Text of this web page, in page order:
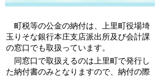
町税等の公金の納付は、上里町役場埼
玉りそな銀行本庄支店派出所及び会計課
の窓口でも取扱っています。
同窓口で取扱えるのは上里町で発行し
た納付書のみとなりますので、納付の際